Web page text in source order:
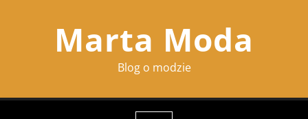
Marta Moda
Blog o modzie